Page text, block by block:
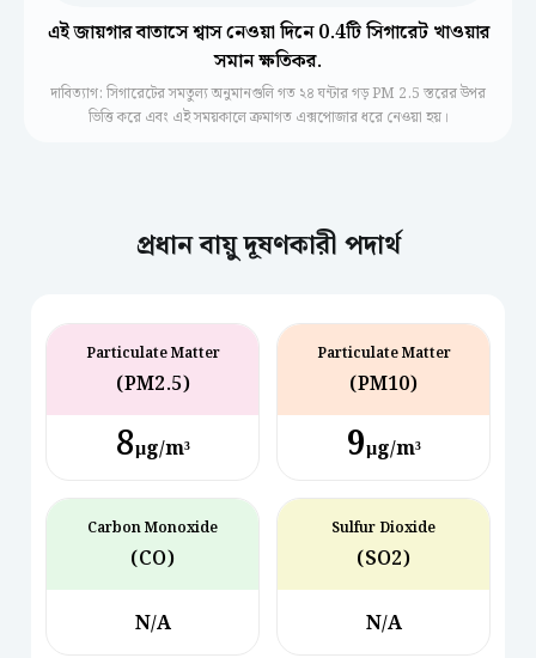
এই জায়গার বাতাসে শ্বাস নেওয়া দিনে 0.4টি সিগারেট খাওয়ার
সমান ক্ষতিকর.
দাবিত্যাগ: সিগারেটের সমতুল্য অনুমানগুলি গত ২৪ ঘন্টার গড় PM 2.5 স্তরের উপর
ভিত্তি করে এবং এই সময়কালে ক্রমাগত এক্সপোজার ধরে নেওয়া হয়।
প্রধান বায়ু দূষণকারী পদার্থ
Particulate Matter
(PM2.5)
8µg/m³
Particulate Matter
(PM10)
9µg/m³
Carbon Monoxide
(CO)
N/A
Sulfur Dioxide
(SO2)
N/A